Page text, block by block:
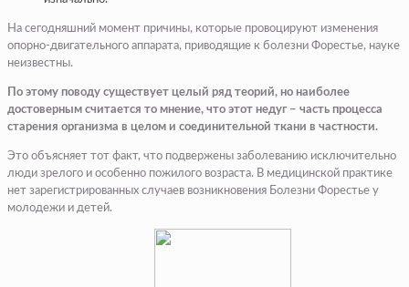
На сегодняшний момент причины, которые провоцируют изменения
опорно-двигательного аппарата, приводящие к болезни Форестье, науке
неизвестны.
По этому поводу существует целый ряд теорий, но наиболее
достоверным считается то мнение, что этот недуг – часть процесса
старения организма в целом и соединительной ткани в частности.
Это объясняет тот факт, что подвержены заболеванию исключительно
люди зрелого и особенно пожилого возраста. В медицинской практике
нет зарегистрированных случаев возникновения Болезни Форестье у
молодежи и детей.